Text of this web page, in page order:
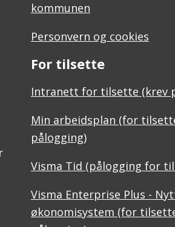
kommunen
Personvern og cookies
For tilsette
Intranett for tilsette (krev
Min arbeidsplan (for
pålogging)
Visma Tid (pålogging for
Visma Enterprise Plus -
økonomisystem (for